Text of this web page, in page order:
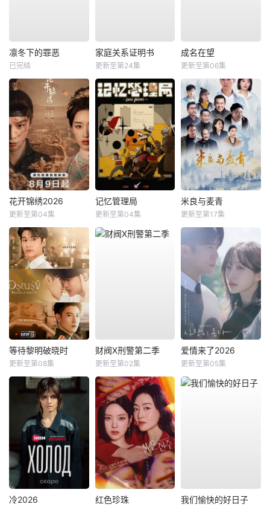
凛冬下的罪恶
已完结
家庭关系证明书
更新至第24集
成名在望
更新至第06集
花开锦绣2026
更新至第04集
记忆管理局
更新至第04集
米良与麦青
更新至第17集
等待黎明破晓时
更新至第08集
财阀X刑警第二季
更新至第02集
爱情来了2026
更新至第05集
冷2026 红色珍珠 我们愉快的好日子